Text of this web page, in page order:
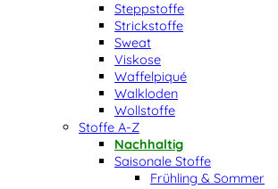
Steppstoffe
Strickstoffe
Sweat
Viskose
Waffelpiqué
Walkloden
Wollstoffe
Stoffe A-Z
Nachhaltig
Saisonale Stoffe
Frühling & Sommer